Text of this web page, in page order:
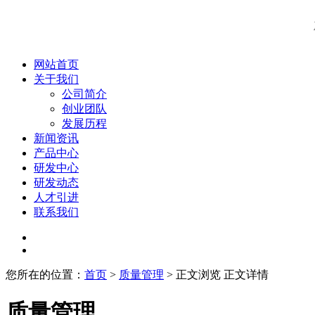
网站首页
关于我们
公司简介
创业团队
发展历程
新闻资讯
产品中心
研发中心
研发动态
人才引进
联系我们
您所在的位置： 首页 > 质量管理 > 正文浏览 正文详情